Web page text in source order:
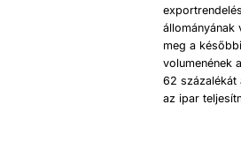
állományának
meg a
volumenének
62 százalékát
az ipar